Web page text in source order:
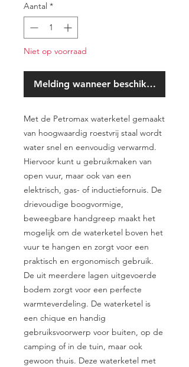
Aantal *
Niet op voorraad
Melding wanneer beschikbaar
Met de Petromax waterketel gemaakt
van hoogwaardig roestvrij staal wordt
water snel en eenvoudig verwarmd.
Hiervoor kunt u gebruikmaken van
open vuur, maar ook van een
elektrisch, gas- of inductiefornuis. De
drievoudige boogvormige,
beweegbare handgreep maakt het
mogelijk om de waterketel boven het
vuur te hangen en zorgt voor een
praktisch en ergonomisch gebruik.
De uit meerdere lagen uitgevoerde
bodem zorgt voor een perfecte
warmteverdeling. De waterketel is
een chique en handig
gebruiksvoorwerp voor buiten, op de
camping of in de tuin, maar ook
gewoon thuis. Deze waterketel met